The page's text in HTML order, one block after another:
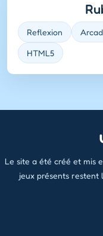
Reflexion
HTML5
Le site a été créé et mis
jeux présents